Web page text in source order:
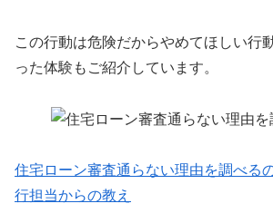
この行動は危険だからやめてほしい行
った体験もご紹介しています。
住宅ローン審査通らない理由を調べる
行担当からの教え